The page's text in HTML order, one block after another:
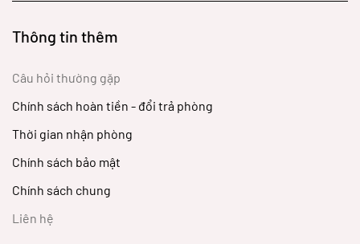
Thông tin thêm
Câu hỏi thường gặp
Chính sách hoàn tiền - đổi trả phòng
Thời gian nhận phòng
Chính sách bảo mật
Chính sách chung
Liên hệ